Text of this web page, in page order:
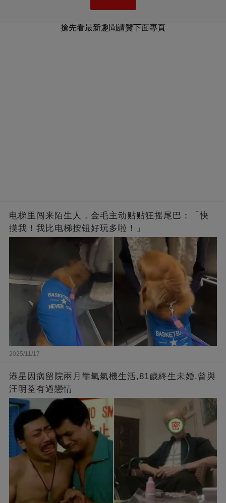
搶先看最新趣聞請贊下面專頁
电梯里闯来陌生人，金毛主动贴贴狂摇尾巴：「快
摸我！我比电梯按钮好玩多啦！」
2025/11/17
港星因病留院兩月靠氧氣機生活,81歲終生未婚,曾與
汪明荃有過戀情